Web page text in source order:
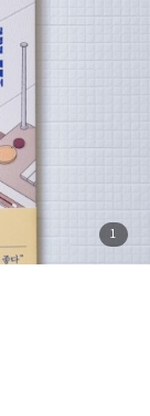
수 없어서 더욱
러워하지 않고,
면서 내 길을 걸
않지만, 이것
생기고, 뛰다 보
편히 먹을 수 있
래서 오래 살려
로부터 도서를 협
가웃었다 #김영
첨
부
사
1